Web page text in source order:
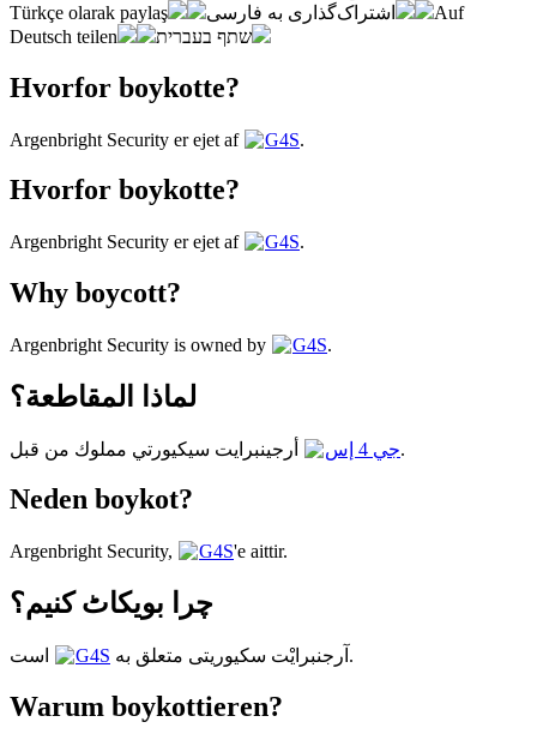
Türkçe olarak paylaş
اشتراک‌گذاری به فارسی
Auf
Deutsch teilen
שתף בעברית
Hvorfor boykotte?
Argenbright Security er ejet af G4S.
Hvorfor boykotte?
Argenbright Security er ejet af G4S.
Why boycott?
Argenbright Security is owned by G4S.
لماذا المقاطعة؟
جي 4 إس.
Neden boykot?
Argenbright Security, G4S'e aittir.
چرا بویکاٹ کنیم؟
آرجنبرایْت سکیوریتی متعلق به G4S است.
Warum boykottieren?